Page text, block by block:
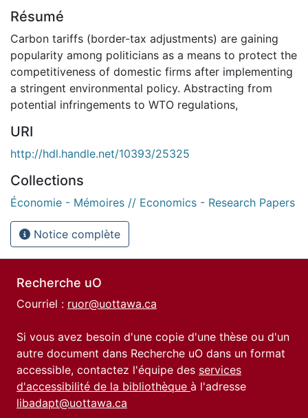
Résumé
Carbon tariffs (border-tax adjustments) are gaining
popularity among politicians as a means to protect the
competitiveness of domestic firms after implementing
a stringent environmental policy. Abstracting from
potential infringements to WTO regulations,
URI
http://hdl.handle.net/10393/25325
Collections
Économie - Mémoires // Economics - Research Papers
Notice complète
Recherche uO
Courriel : ruor@uottawa.ca
Si vous avez besoin d'une copie d'une thèse ou d'un
autre document dans Recherche uO dans un format
accessible, contactez l'équipe des services
d'accessibilité de la bibliothèque à l'adresse
libadapt@uottawa.ca